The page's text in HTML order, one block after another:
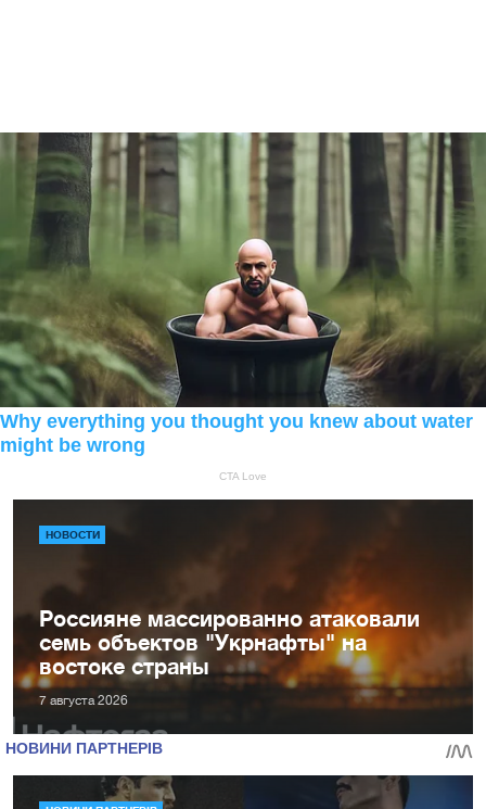
НОВОСТИ
Россияне массированно атаковали
семь объектов "Укрнафты" на
востоке страны
7 августа 2026